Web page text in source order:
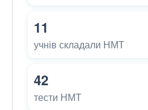
11
учнів складали НМТ
42
тести НМТ